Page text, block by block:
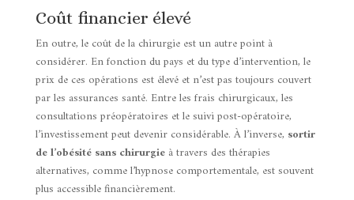
Coût financier élevé
En outre, le coût de la chirurgie est un autre point à
considérer. En fonction du pays et du type d’intervention, le
prix de ces opérations est élevé et n’est pas toujours couvert
par les assurances santé. Entre les frais chirurgicaux, les
consultations préopératoires et le suivi post-opératoire,
l’investissement peut devenir considérable. À l’inverse, sortir
de l’obésité sans chirurgieà travers des thérapies
alternatives, comme l’hypnose comportementale, est souvent
plus accessible financièrement.